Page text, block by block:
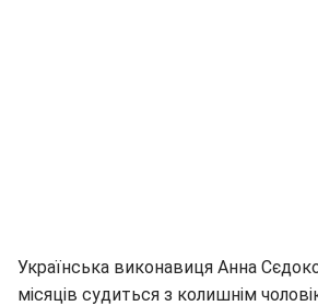
Українська виконавиця Анна
місяців судиться з колишнім